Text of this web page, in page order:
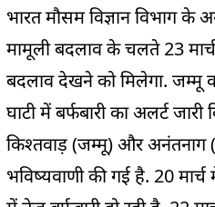
भारत मौसम विज्ञान विभाग के
मामूली बदलाव के चलते 23
बदलाव देखने को मिलेगा. जम्मू
घाटी में बर्फबारी का अलर्ट
किश्तवाड़ (जम्मू) और अनंतनाग
भविष्यवाणी की गई है. 20